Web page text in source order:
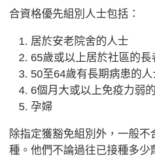
合資格優先組別人士包括：
居於安老院舍的人士
65歲或以上居於社區的長
50至64歲有長期病患的人
6個月大或以上免疫力弱
孕婦
除指定獲豁免組別外，一般
種。他們不論過往已接種多少